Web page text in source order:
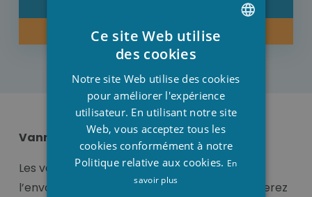
ACHETER MAINTENANT
Vanne à 2 ou 3 voies
Les vannes à 2 ou 3 voies pour régler l’eau ou
l’envoyer vers une autre direction vous trouverez
ENGLISH
Ce site Web utilise
des cookies
Notre site Web utilise des cookies
pour améliorer l'expérience
utilisateur. En utilisant notre site
Web, vous acceptez tous les
cookies conformément à notre
Politique relative aux cookies. En
savoir plus